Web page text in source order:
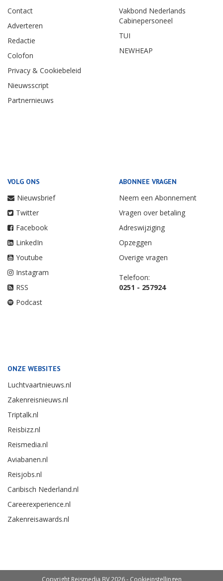
Contact
Adverteren
Redactie
Colofon
Privacy & Cookiebeleid
Nieuwsscript
Partnernieuws
Vakbond Nederlands
Cabinepersoneel
TUI
NEWHEAP
VOLG ONS
Nieuwsbrief
Twitter
Facebook
LinkedIn
Youtube
Instagram
RSS
Podcast
ABONNEE VRAGEN
Neem een Abonnement
Vragen over betaling
Adreswijziging
Opzeggen
Overige vragen
Telefoon:
0251 - 257924
ONZE WEBSITES
Luchtvaartnieuws.nl
Zakenreisnieuws.nl
Triptalk.nl
Reisbizz.nl
Reismedia.nl
Aviabanen.nl
Reisjobs.nl
Caribisch Nederland.nl
Careerexperience.nl
Zakenreisawards.nl
Copyright Reismedia BV 2026 - Cookieinstellingen